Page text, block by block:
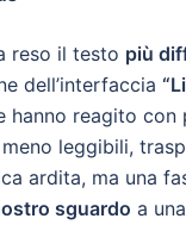
reso il testo più
dell’interfaccia
hanno reagito
leggibili,
ardita, ma una
sguardo a